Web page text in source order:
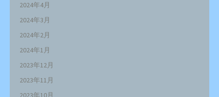
2024年4月
2024年3月
2024年2月
2024年1月
2023年12月
2023年11月
2023年10月